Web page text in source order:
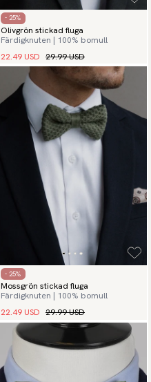
- 25%
Olivgrön stickad fluga
Färdigknuten | 100% bomull
22.49 USD 29.99 USD
- 25%
Mossgrön stickad fluga
Färdigknuten | 100% bomull
22.49 USD 29.99 USD